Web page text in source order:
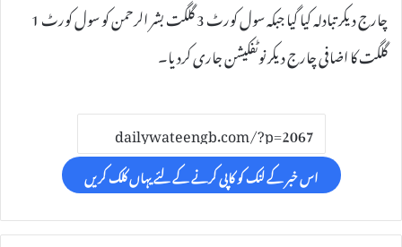
چارج دیکر تبادلہ کیا گیا جبکہ سول کورٹ 3 گلگت بشر الرحمن کو سول کورٹ 1
گلگت کا اضافی چارج دیکر نوٹفکیشن جاری کردیا۔
اس خبر کے لنک کو کاپی کرنے کے لئے یہاں کلک کریں